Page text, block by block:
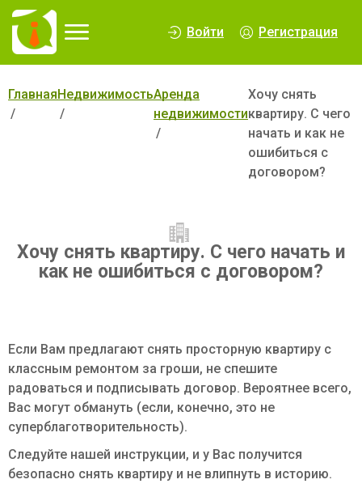
Войти Регистрация
ГлавнаяНедвижимостьАренда
недвижимости
Хочу снять
квартиру. С чего
начать и как не
ошибиться с
договором?
Хочу снять квартиру. С чего начать и
как не ошибиться с договором?
Если Вам предлагают снять просторную квартиру с
классным ремонтом за гроши, не спешите
радоваться и подписывать договор. Вероятнее всего,
Вас могут обмануть (если, конечно, это не
суперблаготворительность).
Следуйте нашей инструкции, и у Вас получится
безопасно снять квартиру и не влипнуть в историю.